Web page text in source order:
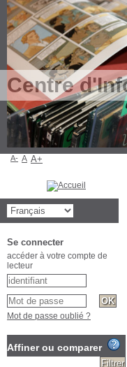
Centre
A- A A+
Se connecter
accéder à votre compte de
lecteur
Mot de passe oublié ?
Affiner ou comparer